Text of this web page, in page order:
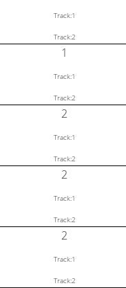
Track:1
Track:2
1
Track:1
Track:2
2
Track:1
Track:2
2
Track:1
Track:2
2
Track:1
Track:2